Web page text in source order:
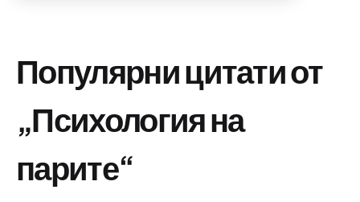
Популярни цитати от
„Психология на
парите“